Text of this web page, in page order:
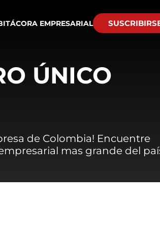
EMPRESARIAL
ÚNICO
de Colombia! Encuentre
mas grande del